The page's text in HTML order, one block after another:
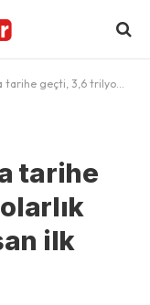
piyasa değerini aşan ilk şirket!
tarihe
ilk